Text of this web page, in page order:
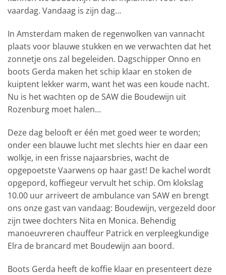
vaardag. Vandaag is zijn dag…
In Amsterdam maken de regenwolken van vannacht
plaats voor blauwe stukken en we verwachten dat het
zonnetje ons zal begeleiden. Dagschipper Onno en
boots Gerda maken het schip klaar en stoken de
kuiptent lekker warm, want het was een koude nacht.
Nu is het wachten op de SAW die Boudewijn uit
Rozenburg moet halen…
Deze dag belooft er één met goed weer te worden;
onder een blauwe lucht met slechts hier en daar een
wolkje, in een frisse najaarsbries, wacht de
opgepoetste Vaarwens op haar gast! De kachel wordt
opgepord, koffiegeur vervult het schip. Om klokslag
10.00 uur arriveert de ambulance van SAW en brengt
ons onze gast van vandaag: Boudewijn, vergezeld door
zijn twee dochters Nita en Monica. Behendig
manoeuvreren chauffeur Patrick en verpleegkundige
Elra de brancard met Boudewijn aan boord.
Boots Gerda heeft de koffie klaar en presenteert deze